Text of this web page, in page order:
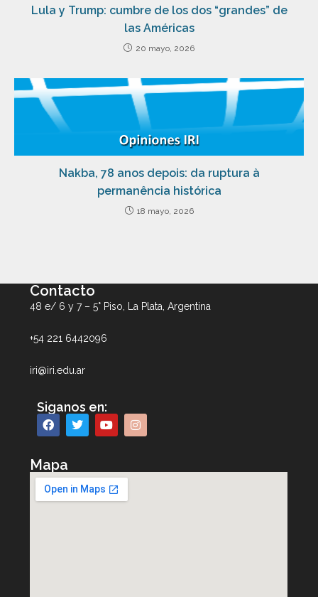
Lula y Trump: cumbre de los dos “grandes” de
las Américas
20 mayo, 2026
Nakba, 78 anos depois: da ruptura à
permanência histórica
18 mayo, 2026
Contacto
48 e/ 6 y 7 – 5° Piso, La Plata, Argentina
+54 221 6442096
iri@iri.edu.ar
Siganos en:
Mapa